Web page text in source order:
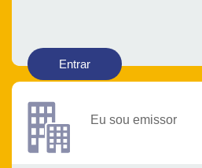
Entrar
Eu sou emissor